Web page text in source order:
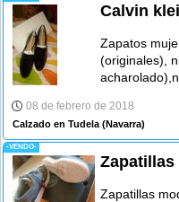
Calvin
Zapatos
(originales),
08 de febrero de 2018
Calzado en Tudela (Navarra)
-VENDO-
Zapatillas
Zapatillas